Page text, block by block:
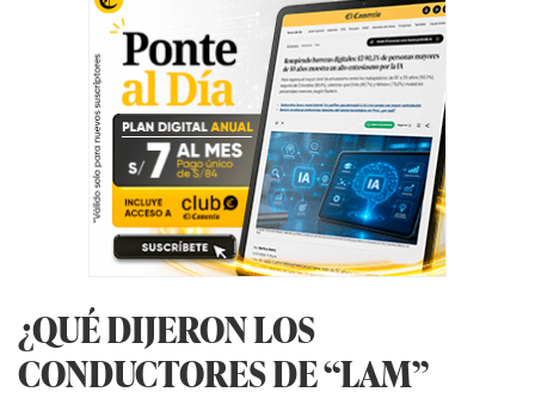
¿QUÉ DIJERON LOS
CONDUCTORES DE “LAM”